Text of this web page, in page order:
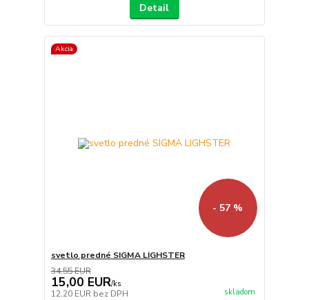
Detail
Akcia
- 57 %
svetlo predné SIGMA LIGHSTER
34,55 EUR
15,00 EUR/ks
12,20 EUR bez DPH skladom